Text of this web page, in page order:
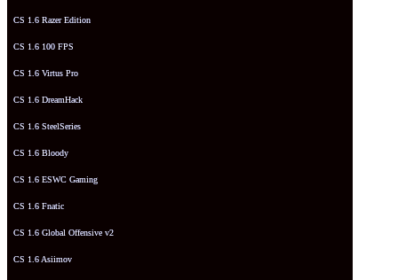
CS 1.6 Razer Edition
CS 1.6 100 FPS
CS 1.6 Virtus Pro
CS 1.6 DreamHack
CS 1.6 SteelSeries
CS 1.6 Bloody
CS 1.6 ESWC Gaming
CS 1.6 Fnatic
CS 1.6 Global Offensive v2
CS 1.6 Asiimov